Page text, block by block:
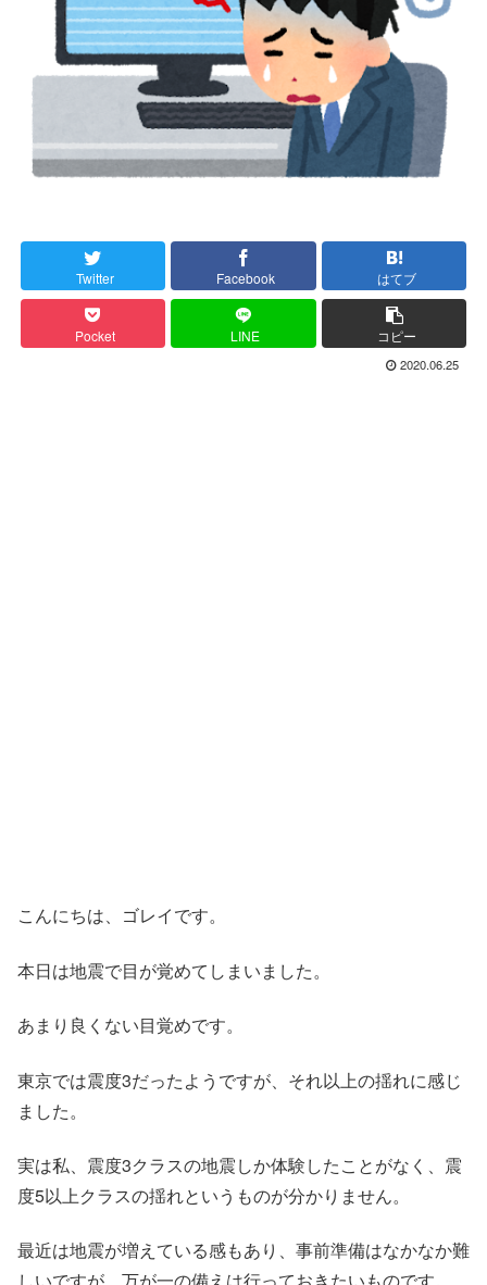
Twitter Facebook はてブ
Pocket LINE コピー
2020.06.25
こんにちは、ゴレイです。
本日は地震で目が覚めてしまいました。
あまり良くない目覚めです。
東京では震度3だったようですが、それ以上の揺れに感じ
ました。
実は私、震度3クラスの地震しか体験したことがなく、震
度5以上クラスの揺れというものが分かりません。
最近は地震が増えている感もあり、事前準備はなかなか難